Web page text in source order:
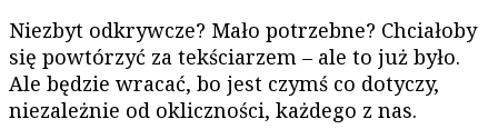
Niezbyt odkrywcze? Mało potrzebne? Chciałoby
się powtórzyć za tekściarzem – ale to już było.
Ale będzie wracać, bo jest czymś co dotyczy,
niezależnie od okliczności, każdego z nas.